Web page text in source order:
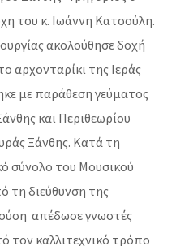
του κ. Ιωάννη Κατσούλη.
ακολούθησε δοχή
αρχονταρίκι της Ιεράς
με παράθεση γεύματος
και Περιθεωρίου
Ξάνθης. Κατά τη
σύνολο του Μουσικού
τη διεύθυνση της
απέδωσε γνωστές
τον καλλιτεχνικό τρόπο